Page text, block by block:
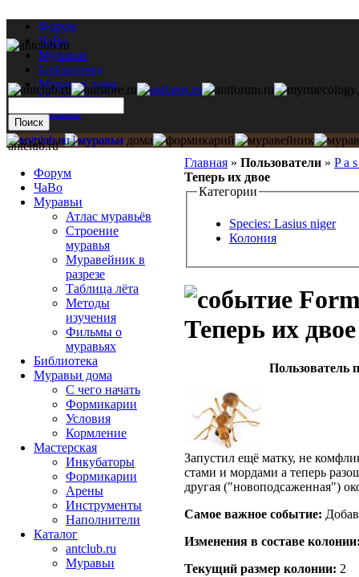
Форум
ЧаВо
Муравьи
Библиотека
Муравьи дома
Мастерская
Каталог
Главная » Пользователи » P a
Теперь их двое
Категории
Species: Lasius niger
Колония
Теперь их двое
Пользователь
Запустил ещё матку, не
стами и мордами а теперь
другая ("новоподсаженная")
Самое важное событие:
Изменения в составе
Текущий размер кoлонии: 2
antclub.ru
Форум
ЧаВо
Муравьи
Атлас муравьёв
Строение
муравья
Муравейник в
разрезе
Таблица лёта
Методы
изучения
Фильмы о
муравьях
Библиотека
Муравьи дома
С чего начать
Формикарии
Условия
Кормление
Мастерская
Инкубаторы
Формикарии
Арены
Инструменты
Наполнители
Каталог
antclub.ru
Муравьи